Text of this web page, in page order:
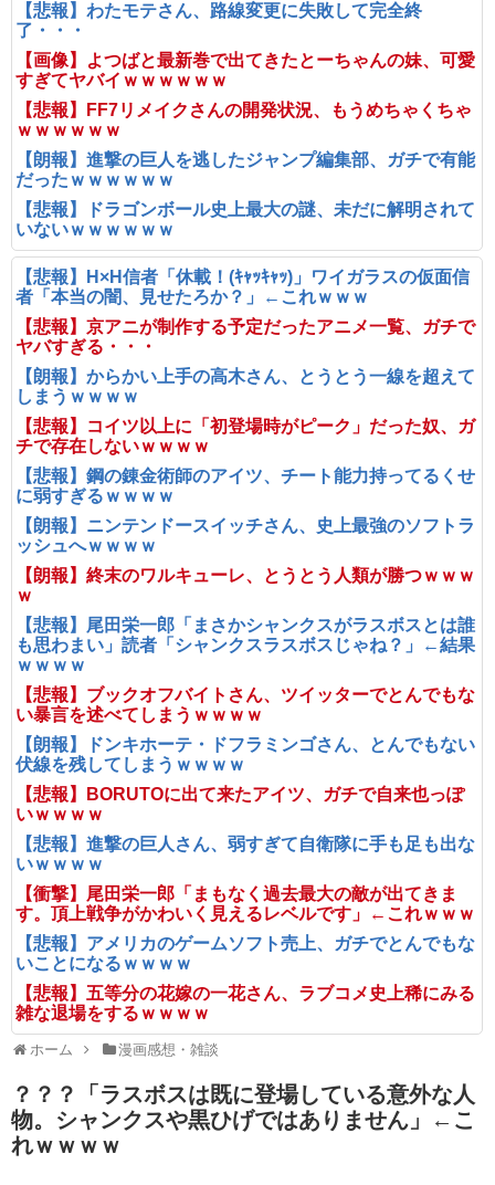
【悲報】わたモテさん、路線変更に失敗して完全終
了・・・
【画像】よつばと最新巻で出てきたとーちゃんの妹、可愛
すぎてヤバイｗｗｗｗｗｗ
【悲報】FF7リメイクさんの開発状況、もうめちゃくちゃ
ｗｗｗｗｗｗ
【朗報】進撃の巨人を逃したジャンプ編集部、ガチで有能
だったｗｗｗｗｗｗ
【悲報】ドラゴンボール史上最大の謎、未だに解明されて
いないｗｗｗｗｗｗ
【悲報】H×H信者「休載！(ｷｬｯｷｬｯ)」ワイガラスの仮面信
者「本当の闇、見せたろか？」←これｗｗｗ
【悲報】京アニが制作する予定だったアニメ一覧、ガチで
ヤバすぎる・・・
【朗報】からかい上手の高木さん、とうとう一線を超えて
しまうｗｗｗｗ
【悲報】コイツ以上に「初登場時がピーク」だった奴、ガ
チで存在しないｗｗｗｗ
【悲報】鋼の錬金術師のアイツ、チート能力持ってるくせ
に弱すぎるｗｗｗｗ
【朗報】ニンテンドースイッチさん、史上最強のソフトラ
ッシュへｗｗｗｗ
【朗報】終末のワルキューレ、とうとう人類が勝つｗｗｗ
ｗ
【悲報】尾田栄一郎「まさかシャンクスがラスボスとは誰
も思わまい」読者「シャンクスラスボスじゃね？」←結果
ｗｗｗｗ
【悲報】ブックオフバイトさん、ツイッターでとんでもな
い暴言を述べてしまうｗｗｗｗ
【朗報】ドンキホーテ・ドフラミンゴさん、とんでもない
伏線を残してしまうｗｗｗｗ
【悲報】BORUTOに出て来たアイツ、ガチで自来也っぽ
いｗｗｗｗ
【悲報】進撃の巨人さん、弱すぎて自衛隊に手も足も出な
いｗｗｗｗ
【衝撃】尾田栄一郎「まもなく過去最大の敵が出てきま
す。頂上戦争がかわいく見えるレベルです」←これｗｗｗ
【悲報】アメリカのゲームソフト売上、ガチでとんでもな
いことになるｗｗｗｗ
【悲報】五等分の花嫁の一花さん、ラブコメ史上稀にみる
雑な退場をするｗｗｗｗ
ホーム 漫画感想・雑談
？？？「ラスボスは既に登場している意外な人
物。シャンクスや黒ひげではありません」←こ
れｗｗｗｗ